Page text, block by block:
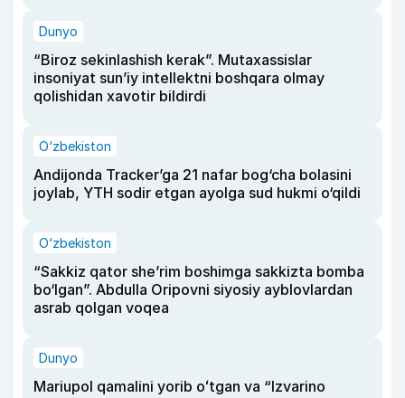
Dunyo
“Biroz sekinlashish kerak”. Mutaxassislar
insoniyat sun’iy intellektni boshqara olmay
qolishidan xavotir bildirdi
O‘zbekiston
Andijonda Tracker’ga 21 nafar bog‘cha bolasini
joylab, YTH sodir etgan ayolga sud hukmi o‘qildi
O‘zbekiston
“Sakkiz qator she’rim boshimga sakkizta bomba
bo‘lgan”. Abdulla Oripovni siyosiy ayblovlardan
asrab qolgan voqea
Dunyo
Mariupol qamalini yorib oʻtgan va “Izvarino